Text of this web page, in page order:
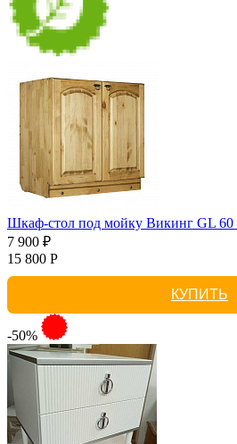
Шкаф-стол под мойку Викинг GL
7 900 ₽
15 800 Р
КУПИТЬ
-50%